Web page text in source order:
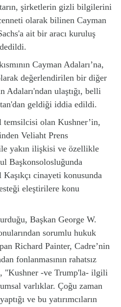
şirketlerin gizli bilgilerini
olarak bilinen Cayman
ait bir aracı kuruluş
Cayman Adaları’na,
değerlendirilen bir diğer
ulaştığı, belli
geldiği iddia edildi.
temsilcisi olan Kushner’in,
Veliaht Prens
yakın ilişkisi ve özellikle
Başkonsolosluğunda
cinayeti konusunda
eleştirilere konu
Başkan George W.
sorumlu hukuk
Richard Painter, Cadre’nin
fonlanmasının rahatsız
"Kushner -ve Trump'la- ilgili
varlıklar. Çoğu zaman
ve bu yatırımcıların